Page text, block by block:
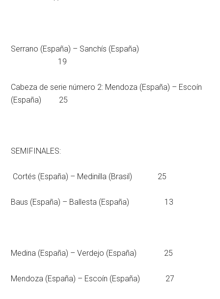
Serrano (España) – Sanchís (España)
19
Cabeza de serie número 2: Mendoza (España) – Escoín
(España) 25
SEMIFINALES:
Cortés (España) – Medinilla (Brasil) 25
Baus (España) – Ballesta (España) 13
Medina (España) – Verdejo (España) 25
Mendoza (España) – Escoín (España) 27